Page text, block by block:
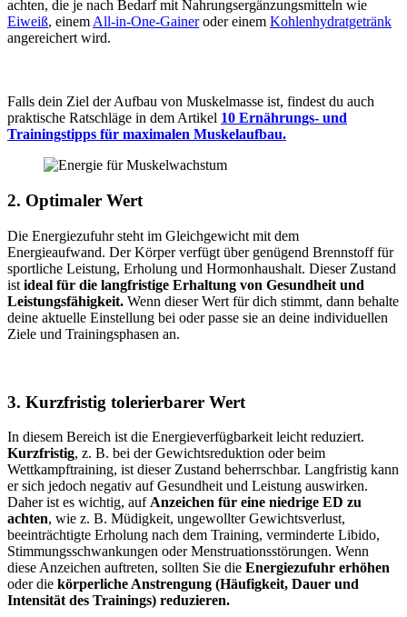
achten, die je nach Bedarf mit Nahrungsergänzungsmitteln wie
Eiweiß, einem All-in-One-Gaineroder einem Kohlenhydratgetränk
angereichert wird.
Falls dein Ziel der Aufbau von Muskelmasse ist, findest du auch
praktische Ratschläge in dem Artikel 10 Ernährungs- und
Trainingstipps für maximalen Muskelaufbau.
2. Optimaler Wert
Die Energiezufuhr steht im Gleichgewicht mit dem
Energieaufwand. Der Körper verfügt über genügend Brennstoff für
sportliche Leistung, Erholung und Hormonhaushalt. Dieser Zustand
ist ideal für die langfristige Erhaltung von Gesundheit und
Leistungsfähigkeit. Wenn dieser Wert für dich stimmt, dann behalte
deine aktuelle Einstellung bei oder passe sie an deine individuellen
Ziele und Trainingsphasen an.
3. Kurzfristig tolerierbarer Wert
In diesem Bereich ist die Energieverfügbarkeit leicht reduziert.
Kurzfristig, z. B. bei der Gewichtsreduktion oder beim
Wettkampftraining, ist dieser Zustand beherrschbar. Langfristig kann
er sich jedoch negativ auf Gesundheit und Leistung auswirken.
Daher ist es wichtig, auf Anzeichen für eine niedrige ED zu
achten, wie z. B. Müdigkeit, ungewollter Gewichtsverlust,
beeinträchtigte Erholung nach dem Training, verminderte Libido,
Stimmungsschwankungen oder Menstruationsstörungen. Wenn
diese Anzeichen auftreten, sollten Sie die Energiezufuhr erhöhen
oder die körperliche Anstrengung (Häufigkeit, Dauer und
Intensität des Trainings) reduzieren.